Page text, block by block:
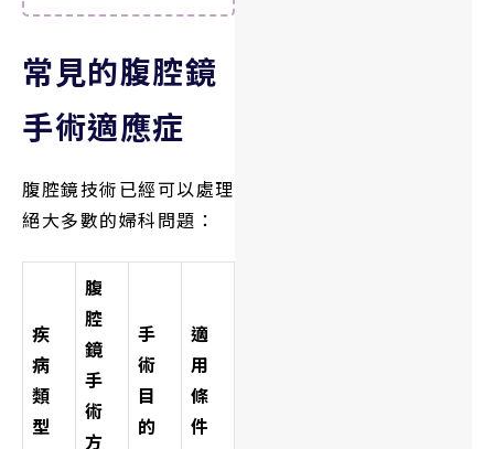
常見的腹腔鏡
手術適應症
腹腔鏡技術已經可以處理
絕大多數的婦科問題：
疾
病
類
型
腹
腔
鏡
手
術
方
手
術
目
的
適
用
條
件